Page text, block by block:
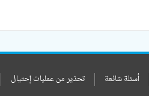
أسئلة شائعة تحذير من عمليات إحتيال